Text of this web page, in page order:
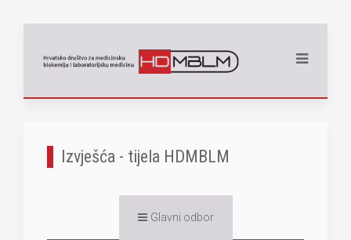
Izvješća - tijela HDMBLM
Glavni odbor